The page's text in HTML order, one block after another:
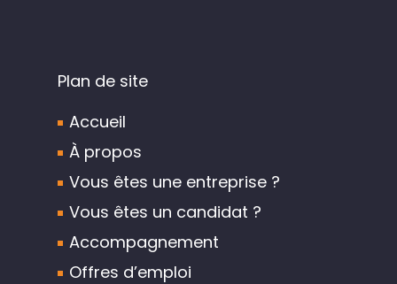
Plan de site
Accueil
À propos
Vous êtes une entreprise ?
Vous êtes un candidat ?
Accompagnement
Offres d’emploi